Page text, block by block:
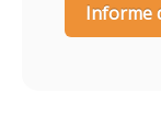
Informe